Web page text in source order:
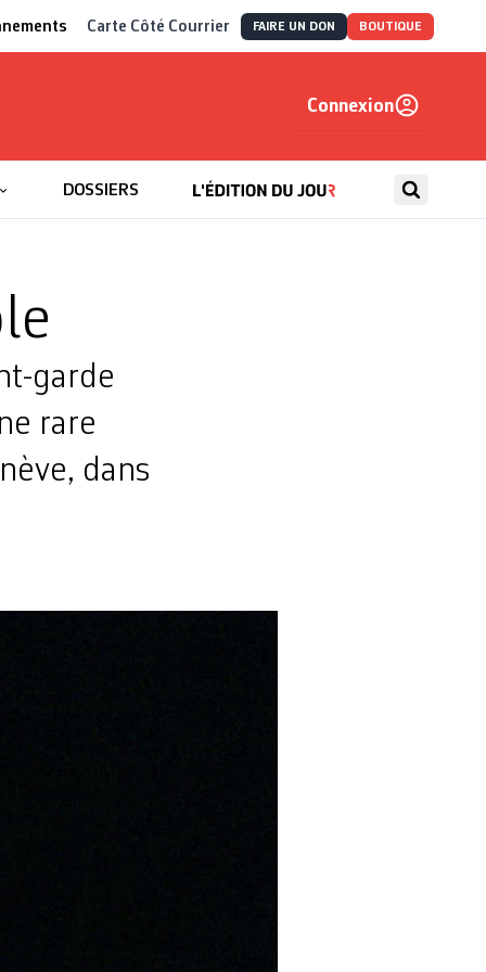
Carte Côté Courrier FAIRE UN DON BOUTIQUE
Connexion
DOSSIERS
garde
rare
dans